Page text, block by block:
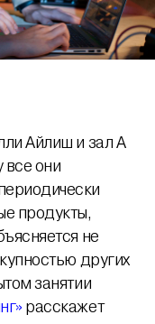
Айлиш и зал А
они
продукты,
не
других
занятии
расскажет